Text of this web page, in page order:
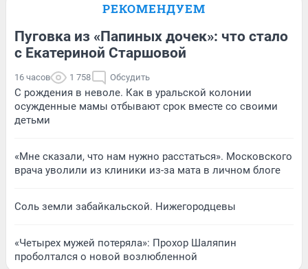
РЕКОМЕНДУЕМ
Пуговка из «Папиных дочек»: что стало
с Екатериной Старшовой
16 часов 1 758 Обсудить
С рождения в неволе. Как в уральской колонии
осужденные мамы отбывают срок вместе со своими
детьми
«Мне сказали, что нам нужно расстаться». Московского
врача уволили из клиники из-за мата в личном блоге
Соль земли забайкальской. Нижегородцевы
«Четырех мужей потеряла»: Прохор Шаляпин
проболтался о новой возлюбленной